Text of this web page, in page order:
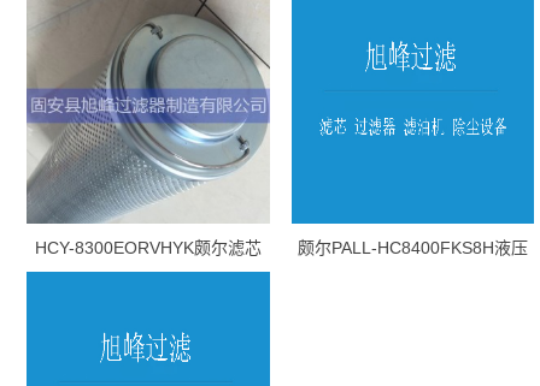
HCY-8300EORVHYK颇尔滤芯
颇尔PALL-HC8400FKS8H液压